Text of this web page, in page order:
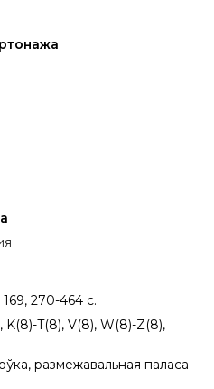
169, 270-464 с.
K(8)-T(8), V(8), W(8)-Z(8),
размежавальная паласа